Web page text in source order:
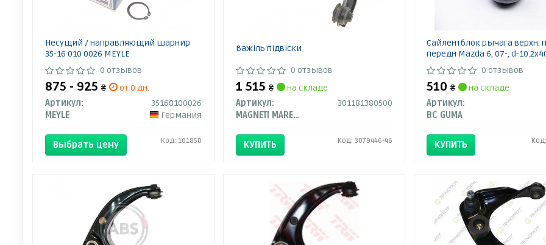
Несущий / направляющий шарнир
35-16 010 0026 MEYLE
0 отзывов
875 - 925 ₴
от 0 дн.
Артикул:
35160100026
MEYLE
Германия
Выбрать цену Код: 101850
Важіль підвіски
0 отзывов
1 515 ₴
на складе
Артикул:
301181380500
MAGNETI MARELLI
КУПИТЬ Код: 3079446-46
Сайлентблок рычага верхн.
передн Mazda 6, 07-, d-
0 отзывов
510 ₴
на складе
Артикул:
BC GUMA
КУПИТЬ